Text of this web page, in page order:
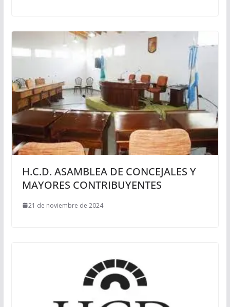
H.C.D. ASAMBLEA DE CONCEJALES Y
MAYORES CONTRIBUYENTES
21 de noviembre de 2024